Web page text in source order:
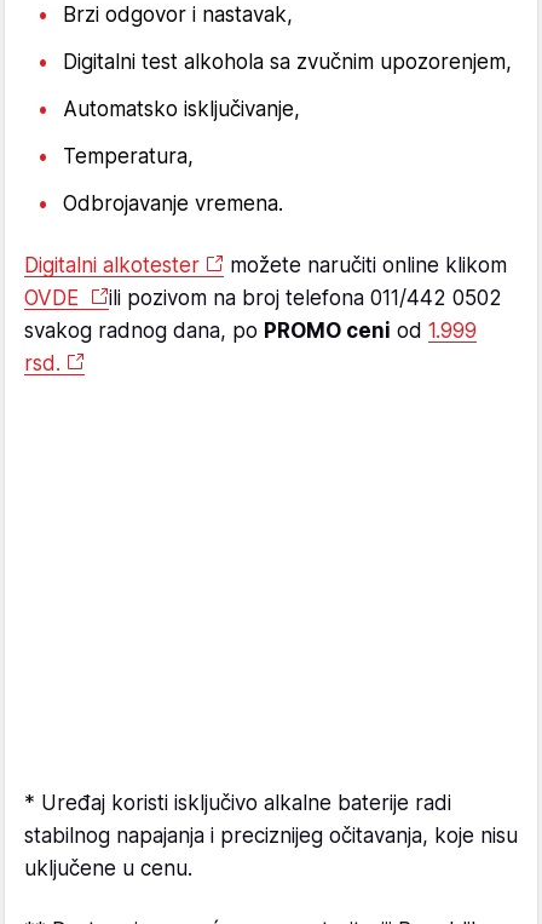
Brzi odgovor i nastavak,
Digitalni test alkohola sa zvučnim upozorenjem,
Automatsko isključivanje,
Temperatura,
Odbrojavanje vremena.
Digitalni alkotester
možete naručiti online klikom
OVDE
ili pozivom na broj telefona 011/442 0502
svakog radnog dana, po PROMO ceni od 1.999
rsd.
* Uređaj koristi isključivo alkalne baterije radi
stabilnog napajanja i preciznijeg očitavanja, koje nisu
uključene u cenu.